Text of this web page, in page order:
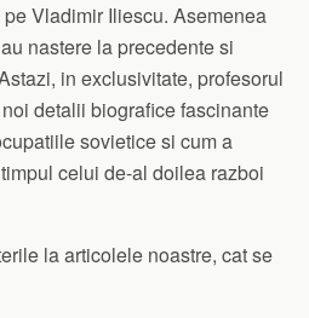
Vladimir Iliescu. Asemenea
nastere la precedente si
in exclusivitate, profesorul
detalii biografice fascinante
sovietice si cum a
celui de-al doilea razboi
la articolele noastre, cat se